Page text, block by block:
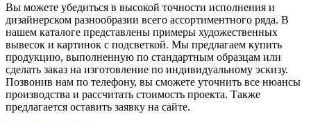
Вы можете убедиться в высокой точности исполнения и
дизайнерском разнообразии всего ассортиментного ряда. В
нашем каталоге представлены примеры художественных
вывесок и картинок с подсветкой. Мы предлагаем купить
продукцию, выполненную по стандартным образцам или
сделать заказ на изготовление по индивидуальному эскизу.
Позвонив нам по телефону, вы сможете уточнить все нюансы
производства и рассчитать стоимость проекта. Также
предлагается оставить заявку на сайте.